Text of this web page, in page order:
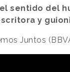
sentido del
y
Juntos